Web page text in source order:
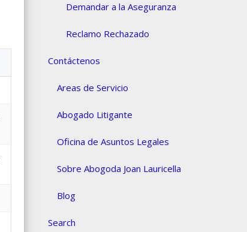
Demandar a la Aseguranza
Reclamo Rechazado
Contáctenos
Areas de Servicio
Abogado Litigante
Oficina de Asuntos Legales
Sobre Abogoda Joan Lauricella
Blog
Search